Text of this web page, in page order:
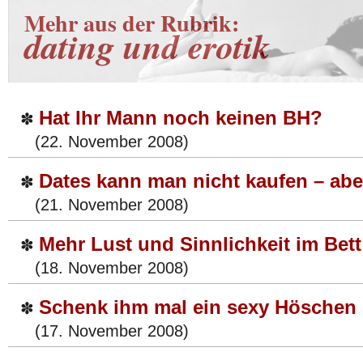
Mehr aus der Rubrik:
dating und erotik
✽ Hat Ihr Mann noch keinen BH?
(22. November 2008)
✽ Dates kann man nicht kaufen –
(21. November 2008)
✽ Mehr Lust und Sinnlichkeit im Bett
(18. November 2008)
✽ Schenk ihm mal ein sexy Höschen
(17. November 2008)